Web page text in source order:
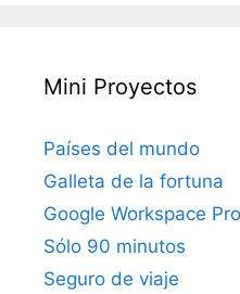
Mini Proyectos
Países del mundo
Galleta de la fortuna
Google Workspace
Sólo 90 minutos
Seguro de viaje